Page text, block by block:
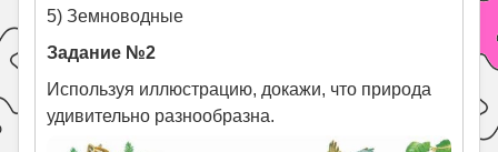
5) Земноводные
Задание №2
Используя иллюстрацию, докажи, что природа
удивительно разнообразна.